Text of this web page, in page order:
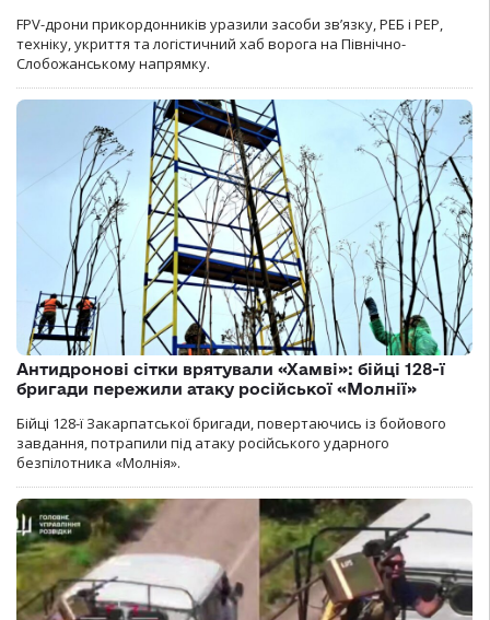
FPV-дрони прикордонників уразили засоби зв’язку, РЕБ і РЕР,
техніку, укриття та логістичний хаб ворога на Північно-
Слобожанському напрямку.
Антидронові сітки врятували «Хамві»: бійці 128-ї
бригади пережили атаку російської «Молнії»
Бійці 128-ї Закарпатської бригади, повертаючись із бойового
завдання, потрапили під атаку російського ударного
безпілотника «Молнія».